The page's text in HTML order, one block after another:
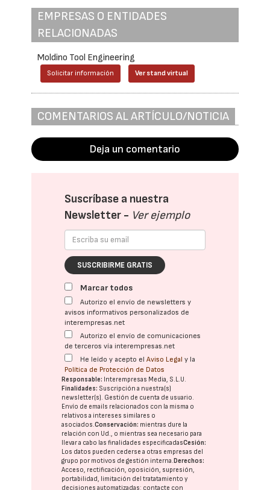
EMPRESAS O ENTIDADES
RELACIONADAS
Moldino Tool Engineering
Solicitar información Ver stand virtual
COMENTARIOS AL ARTÍCULO/NOTICIA
Deja un comentario
Suscríbase a nuestra
Newsletter - Ver ejemplo
SUSCRIBIRME GRATIS
Marcar todos
Autorizo el envío de newsletters y
avisos informativos personalizados de
interempresas.net
Autorizo el envío de comunicaciones
de terceros vía interempresas.net
He leído y acepto elAviso Legal y la
Política de Protección de Datos
Responsable: Interempresas Media, S.L.U.
Finalidades: Suscripción a nuestra(s)
newsletter(s). Gestión de cuenta de usuario.
Envío de emails relacionados con la misma o
relativos a intereses similares o
asociados.Conservación: mientras dure la
relación con Ud., o mientras sea necesario para
llevar a cabo las finalidades especificadasCesión:
Los datos pueden cederse a otras empresas del
grupo por motivos de gestión interna.Derechos:
Acceso, rectificación, oposición, supresión,
portabilidad, limitación del tratatamiento y
decisiones automatizadas: contacte con